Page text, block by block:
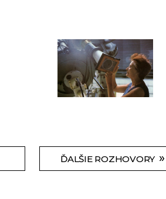
ĎALŠIE ROZHOVORY »